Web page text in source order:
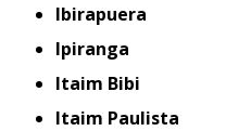
Ibirapuera
Ipiranga
Itaim Bibi
Itaim Paulista